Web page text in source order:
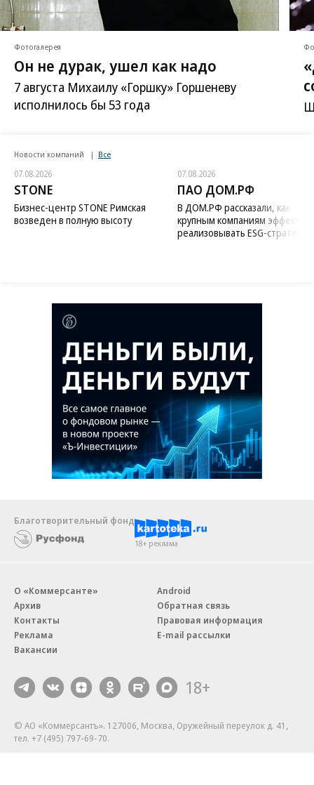
Фотогалерея
Он не дурак, ушел как надо
7 августа Михаилу «Горшку» Горшеневу
исполнилось бы 53 года
Новости компаний Все
07.08.2026
STONE
Бизнес-центр STONE Римская
возведен в полную высоту
07.08.2026
ПАО ДОМ.РФ
В ДОМ.РФ рассказали, как
крупным компаниям
реализовывать ESG-стратегию
Благотворительный фонд
18+ реклама
О «Коммерсанте»
Архив
Контакты
Реклама
Вакансии
Android
Обратная связь
Правовая информация
E-mail рассылки
18+
© АО «Коммерсантъ». 127006, Москва, Оружейный переулок д. 41,
тел. +7 (495) 797-69-70.